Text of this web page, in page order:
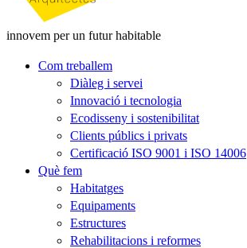
innovem per un futur habitable
Com treballem
Diàleg i servei
Innovació i tecnologia
Ecodisseny i sostenibilitat
Clients públics i privats
Certificació ISO 9001 i ISO 14006
Què fem
Habitatges
Equipaments
Estructures
Rehabilitacions i reformes